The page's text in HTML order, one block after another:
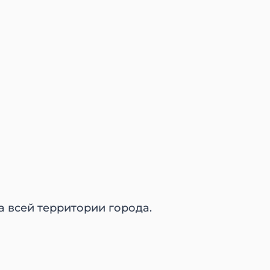
всей территории города.